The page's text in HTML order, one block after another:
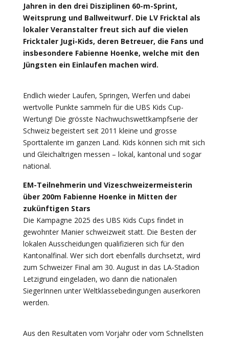
Jahren in den drei Disziplinen 60-m-Sprint,
Weitsprung und Ballweitwurf. Die LV Fricktal als
lokaler Veranstalter freut sich auf die vielen
Fricktaler Jugi-Kids, deren Betreuer, die Fans und
insbesondere Fabienne Hoenke, welche mit den
Jüngsten ein Einlaufen machen wird.
Endlich wieder Laufen, Springen, Werfen und dabei
wertvolle Punkte sammeln für die UBS Kids Cup-
Wertung! Die grösste Nachwuchswettkampfserie der
Schweiz begeistert seit 2011 kleine und grosse
Sporttalente im ganzen Land. Kids können sich mit sich
und Gleichaltrigen messen – lokal, kantonal und sogar
national.
EM-Teilnehmerin und Vizeschweizermeisterin
über 200m Fabienne Hoenke in Mitten der
zukünftigen Stars
Die Kampagne 2025 des UBS Kids Cups findet in
gewohnter Manier schweizweit statt. Die Besten der
lokalen Ausscheidungen qualifizieren sich für den
Kantonalfinal. Wer sich dort ebenfalls durchsetzt, wird
zum Schweizer Final am 30. August in das LA-Stadion
Letzigrund eingeladen, wo dann die nationalen
SiegerInnen unter Weltklassebedingungen auserkoren
werden.
Aus den Resultaten vom Vorjahr oder vom Schnellsten